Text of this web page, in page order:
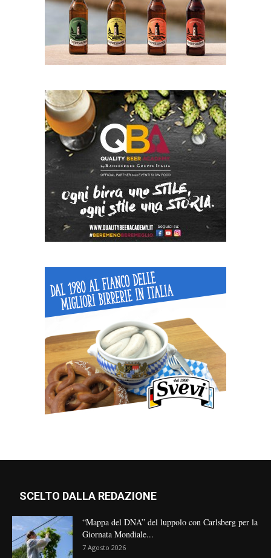
SCELTO DALLA REDAZIONE
“Mappa del DNA” del luppolo con Carlsberg per la
Giornata Mondiale...
7 Agosto 2026